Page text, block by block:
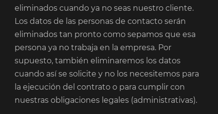
eliminados cuando ya no seas nuestro cliente.
Los datos de las personas de contacto serán
eliminados tan pronto como sepamos que esa
persona ya no trabaja en la empresa. Por
supuesto, también eliminaremos los datos
cuando así se solicite y no los necesitemos para
la ejecución del contrato o para cumplir con
nuestras obligaciones legales (administrativas).